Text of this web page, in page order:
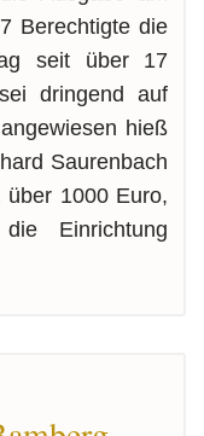
Berechtigte die
seit über 17
dringend auf
hieß
Saurenbach
1000 Euro,
Einrichtung